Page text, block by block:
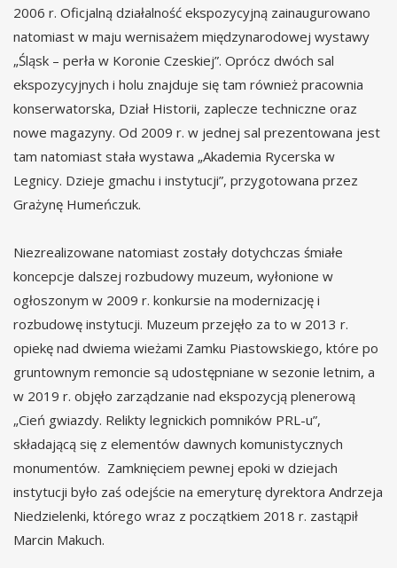
2006 r. Oficjalną działalność ekspozycyjną zainaugurowano
natomiast w maju wernisażem międzynarodowej wystawy
„Śląsk – perła w Koronie Czeskiej”. Oprócz dwóch sal
ekspozycyjnych i holu znajduje się tam również pracownia
konserwatorska, Dział Historii, zaplecze techniczne oraz
nowe magazyny. Od 2009 r. w jednej sal prezentowana jest
tam natomiast stała wystawa „Akademia Rycerska w
Legnicy. Dzieje gmachu i instytucji”, przygotowana przez
Grażynę Humeńczuk.
Niezrealizowane natomiast zostały dotychczas śmiałe
koncepcje dalszej rozbudowy muzeum, wyłonione w
ogłoszonym w 2009 r. konkursie na modernizację i
rozbudowę instytucji. Muzeum przejęło za to w 2013 r.
opiekę nad dwiema wieżami Zamku Piastowskiego, które po
gruntownym remoncie są udostępniane w sezonie letnim, a
w 2019 r. objęło zarządzanie nad ekspozycją plenerową
„Cień gwiazdy. Relikty legnickich pomników PRL-u”,
składającą się z elementów dawnych komunistycznych
monumentów. Zamknięciem pewnej epoki w dziejach
instytucji było zaś odejście na emeryturę dyrektora Andrzeja
Niedzielenki, którego wraz z początkiem 2018 r. zastąpił
Marcin Makuch.